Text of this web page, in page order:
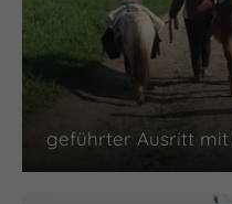
geführter Ausritt mit